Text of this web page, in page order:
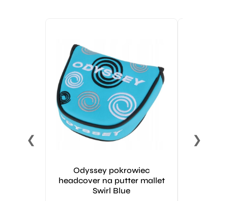
❮
Odyssey pokrowiec
headcover na putter mallet
Swirl Blue
❯